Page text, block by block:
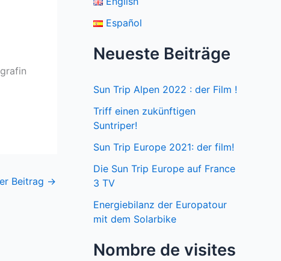
Beitrag →
Español
Neueste Beiträge
Sun Trip Alpen 2022 : der Film !
Triff einen zukünftigen
Suntriper!
Sun Trip Europe 2021: der film!
Die Sun Trip Europe auf France
3 TV
Energiebilanz der Europatour
mit dem Solarbike
Nombre de visites